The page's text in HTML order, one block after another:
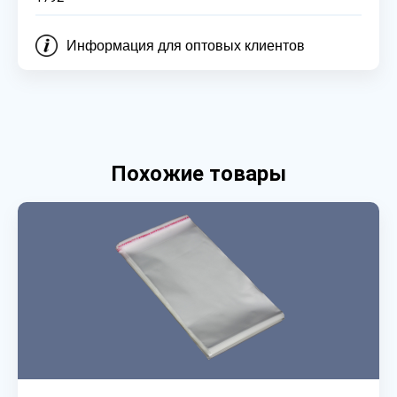
Информация для оптовых клиентов
Похожие товары